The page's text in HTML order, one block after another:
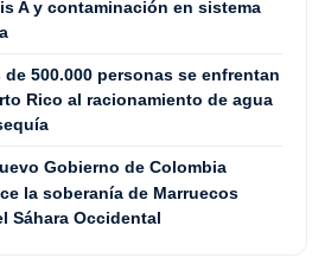
A y contaminación en sistema
de 500.000 personas se enfrentan
Rico al racionamiento de agua
Gobierno de Colombia
la soberanía de Marruecos
Sáhara Occidental